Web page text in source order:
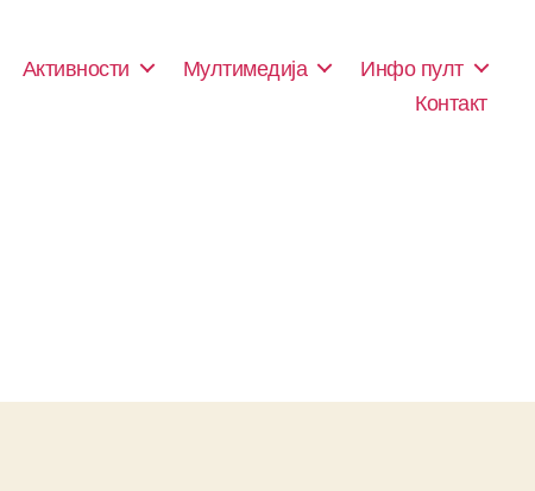
Активности Мултимедија
Инфо пулт
Контакт